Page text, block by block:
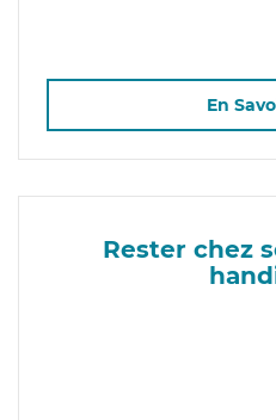
En
Rester chez